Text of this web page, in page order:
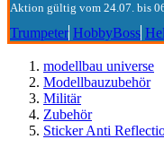
Aktion gültig vom 24.07. bis
Trumpeter HobbyBoss
modellbau universe
Modellbauzubehör
Militär
Zubehör
Sticker Anti